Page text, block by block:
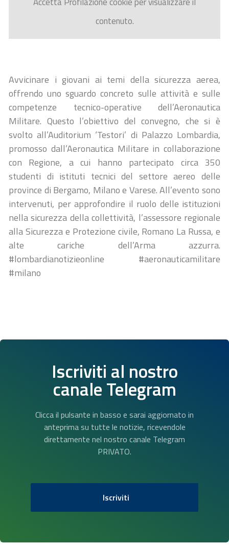
contenuto.
Avvicinare i giovani ai temi della sicurezza aerea,
offrendo uno sguardo concreto sulle attività e sulle
competenze tecnico-operative dell’Aeronautica
Militare. Questo l’obiettivo del convegno, che si è
svolto all’Auditorium ‘Testori’ di Palazzo Lombardia,
promosso dall’Aeronautica Militare in collaborazione
con Regione, a cui hanno partecipato circa 350
studenti di istituti tecnici del settore aereo delle
province di Bergamo, Milano e Varese. All’evento sono
intervenuti, per approfondire il ruolo delle istituzioni
nella sicurezza della collettività, l’assessore regionale
alla Sicurezza e Protezione civile, Romano La Russa, e
alte cariche dell’Arma azzurra.
#lombardianotizieonline #aeronauticamilitare
#milano
Iscriviti al nostro
canale Telegram
Clicca il pulsante in basso e sarai aggiornato in
anteprima su tutte le notizie, ricevendole
direttamente nel nostro canale Telegram
PRIVATO.
Iscriviti